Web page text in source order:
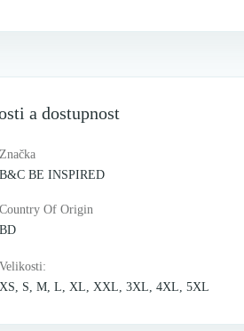
a dostupnost
Značka
B&C BE INSPIRED
Country Of Origin
BD
Velikosti:
XS, S, M, L, XL, XXL, 3XL, 4XL, 5XL